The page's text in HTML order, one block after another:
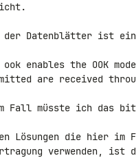
der Datenblätter ist
enables the OOK
are received
Fall müsste ich das
Lösungen die hier im
verwenden,